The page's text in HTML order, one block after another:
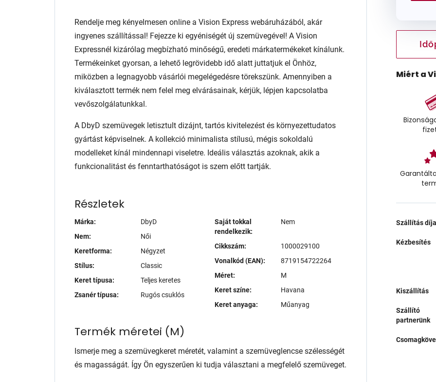
Rendelje meg kényelmesen online a Vision Express webáruházából, akár
ingyenes szállítással! Fejezze ki egyéniségét új szemüvegével! A Vision
Expressnél kizárólag megbízható minőségű, eredeti márkatermékeket kínálunk.
Termékeinket gyorsan, a lehető legrövidebb idő alatt juttatjuk el Önhöz,
miközben a legnagyobb vásárlói megelégedésre törekszünk. Amennyiben a
kiválasztott termék nem felel meg elvárásainak, kérjük, lépjen kapcsolatba
vevőszolgálatunkkal.
A DbyD szemüvegek letisztult dizájnt, tartós kivitelezést és környezettudatos
gyártást képviselnek. A kollekció minimalista stílusú, mégis sokoldalú
modelleket kínál mindennapi viseletre. Ideális választás azoknak, akik a
funkcionalitást és fenntarthatóságot is szem előtt tartják.
Részletek
Márka:
DbyD
Nem:
Női
Keretforma:
Négyzet
Stílus:
Classic
Keret típusa:
Teljes keretes
Zsanér típusa:
Rugós csuklós
Saját tokkal
rendelkezik:
Nem
Cikkszám:
1000029100
Vonalkód (EAN):
8719154722264
Méret:
M
Keret színe:
Havana
Keret anyaga:
Műanyag
Termék méretei (M)
Ismerje meg a szemüvegkeret méretét, valamint a szemüveglencse szélességét
és magasságát. Így Ön egyszerűen ki tudja választani a megfelelő szemüveget.
Miért a
Szállítás díja
Kézbesítés
Kiszállítás
Szállító
partnerünk